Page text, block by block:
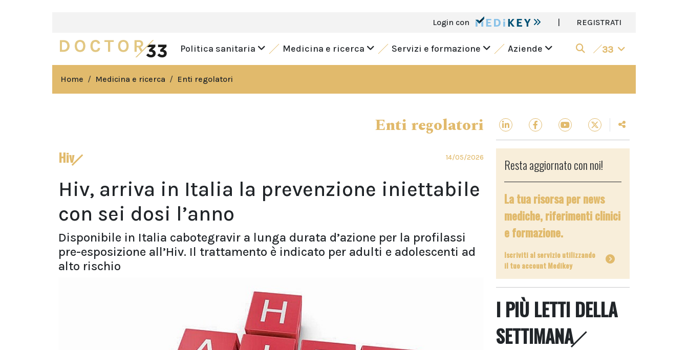
Login con | REGISTRATI
Politica sanitaria Medicina e ricerca Servizi e formazione Aziende 33
Home Medicina e ricerca Enti regolatori
Enti regolatori
Hiv 14/05/2026
Hiv, arriva in Italia la prevenzione iniettabile
con sei dosi l’anno
Disponibile in Italia cabotegravir a lunga durata d’azione per la profilassi
pre-esposizione all’Hiv. Il trattamento è indicato per adulti e adolescenti ad
alto rischio
Resta aggiornato con noi!
La tua risorsa per news
mediche, riferimenti clinici
e formazione.
Iscriviti al servizio utilizzando
il tuo account Medikey
I PIÙ LETTI DELLA
SETTIMANA